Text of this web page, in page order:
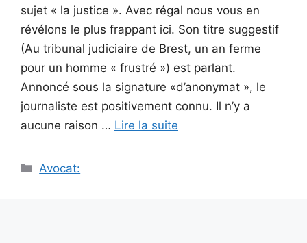
sujet « la justice ». Avec régal nous vous en
révélons le plus frappant ici. Son titre suggestif
(Au tribunal judiciaire de Brest, un an ferme
pour un homme « frustré ») est parlant.
Annoncé sous la signature «d’anonymat », le
journaliste est positivement connu. Il n’y a
aucune raison … Lire la suite
Catégories
Avocat: